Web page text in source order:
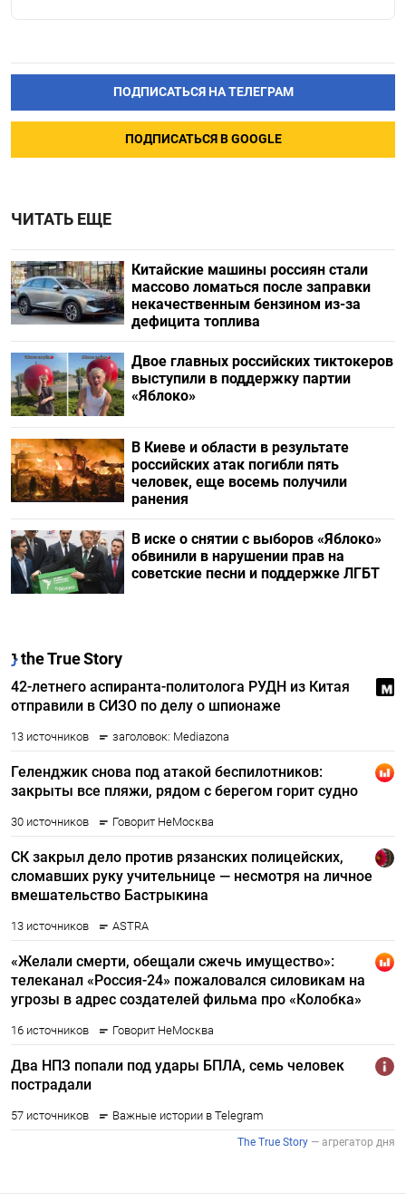
ПОДПИСАТЬСЯ НА ТЕЛЕГРАМ
ПОДПИСАТЬСЯ В GOOGLE
ЧИТАТЬ ЕЩЕ
Китайские машины россиян стали
массово ломаться после заправки
некачественным бензином из-за
дефицита топлива
Двое главных российских тиктокеров
выступили в поддержку партии
«Яблоко»
В Киеве и области в результате
российских атак погибли пять
человек, еще восемь получили
ранения
В иске о снятии с выборов «Яблоко»
обвинили в нарушении прав на
советские песни и поддержке ЛГБТ